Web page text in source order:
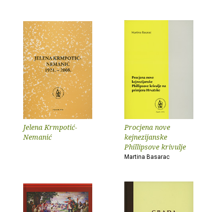
Jelena Krmpotić-
Nemanić
Procjena nove
kejnezijanske
Phillipsove krivulje
Martina Basarac